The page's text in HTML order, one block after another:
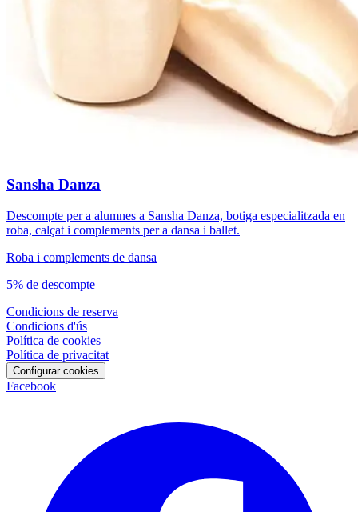
Sansha Danza
Descompte per a alumnes a Sansha Danza, botiga especialitzada en
roba, calçat i complements per a dansa i ballet.
Roba i complements de dansa
5% de descompte
Condicions de reserva
Condicions d'ús
Política de cookies
Política de privacitat
Configurar cookies
Facebook